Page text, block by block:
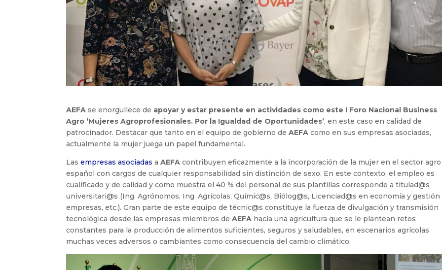
AEFA se enorgullece de apoyar y estar presente en actividades como este I Foro Nacional Business
Agro ‘Mujeres Agroprofesionales. Por la Igualdad de Oportunidades’, en este caso en calidad de
patrocinador. Destacar que tanto en el equipo de gobierno deAEFA como en sus empresas asociadas,
actualmente la mujer juega un papel fundamental.
Lasempresas asociadas aAEFA contribuyen eficazmente a la incorporación de la mujer en el sector agro
español con cargos de cualquier responsabilidad sin distinción de sexo. En este contexto, el empleo es
cualificado y de calidad y como muestra el 40 % del personal de sus plantillas corresponde a titulad@s
universitari@s (Ing. Agrónomos, Ing. Agrícolas, Químic@s, Biólog@s, Licenciad@s en economía y gestión
empresas, etc.). Gran parte de este equipo de técnic@s constituye la fuerza de divulgación y transmisión
tecnológica desde las empresas miembros deAEFA hacia una agricultura que se le plantean retos
constantes para la producción de alimentos suficientes, seguros y saludables, en escenarios agrícolas
muchas veces adversos o cambiantes como consecuencia del cambio climático.